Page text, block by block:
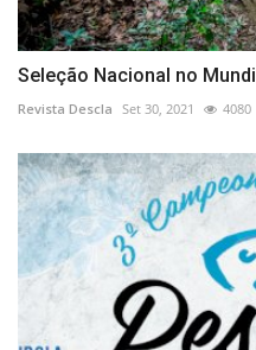
Seleção Nacional no
Revista Descla Set 30, 2021 4080